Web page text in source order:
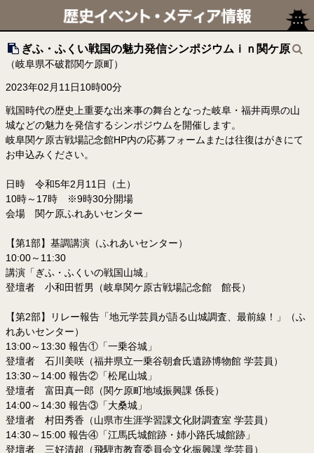
ぎふ・ふくい戦国の魅力発信シンポジウムｉｎ関ケ原
（岐阜県不破郡関ケ原町）
2023年02月11日10時00分
戦国時代の歴史上重要な出来事の舞台となった岐阜・福井両県の山
城などの魅力を発信するシンポジウムを開催します。
岐阜関ケ原古戦場記念館HP内の応募フォームまたは往復はがきにて
お申込みください。
日時 令和5年2月11日（土）
10時～17時 ※9時30分開場
会場 関ケ原ふれあいセンター
【第1部】基調講演（ふれあいセンター）
10:00～11:30
講演「ぎふ・ふくいの戦国山城」
登壇者 小和田哲男（岐阜関ケ原古戦場記念館 館長）
【第2部】リレー報告「地元学芸員が語る山城調査、最前線！」（ふ
れあいセンター）
13:00～13:30 報告①「一乗谷城」
登壇者 石川美咲（福井県立一乗谷朝倉氏遺跡博物館 学芸員）
13:30～14:00 報告②「松尾山城」
登壇者 富田真一郎（関ケ原町地域振興課 係長）
14:00～14:30 報告③「大桑城」
登壇者 村田秀香（山県市生涯学習課文化財調査室 学芸員）
14:30～15:00 報告④「江馬氏城館跡・姉小路氏城館跡」
登壇者 三好清超（飛騨市教育委員会文化振興課 学芸員）